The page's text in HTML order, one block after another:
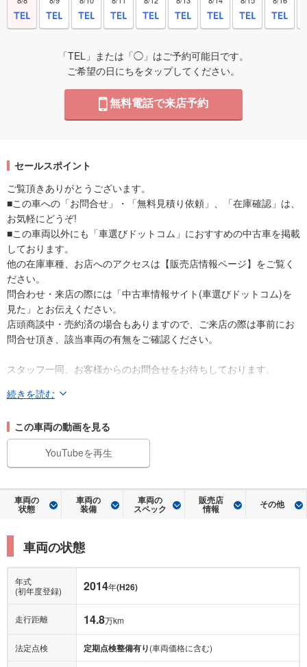
「TEL」または「◯」はご予約可能日です。
ご希望の日にちをタップしてください。
無料電話で来店予約
セールスポイント
ご覧頂きありがとうございます。
■この車への「お問合せ」・「無料見積り依頼」、「在庫確認」は、
お気軽にどうぞ!
■この車両以外にも「車選びドットコム」におすすめの中古車を掲載
しております。
他の在庫車種、お店へのアクセスは【販売店情報ページ】をご覧く
ださい。
問合わせ・来店の際には「中古車情報サイト(車選びドットコム)を
見た」とお伝えください。
店頭商談中・売約済の場合もありますので、ご来店の際は事前にお
問合せ頂き、該当車両の有無をご確認ください。
スタッフ一同、お客様からのお問合せをお待ちしております。
続きを読む
この車両の動画を見る
YouTubeを再生
車両の
状態
車両の
装備
車両の
スペック
販売店
情報 その他
車両の状態
年式
(初年度登録)
2014年(H26)
走行距離 14.8万km
法定点検 定期点検整備有り(車両価格に含む)